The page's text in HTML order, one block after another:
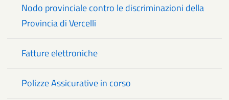
Nodo provinciale contro le discriminazioni della
Provincia di Vercelli
Fatture elettroniche
Polizze Assicurative in corso